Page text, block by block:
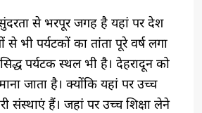
से भरपूर जगह है यहां पर देश
भी पर्यटकों का तांता पूरे वर्ष लगा
पर्यटक स्थल भी है। देहरादून को
जाता है। क्योंकि यहां पर उच्च
संस्थाएं हैं। जहां पर उच्च शिक्षा लेने